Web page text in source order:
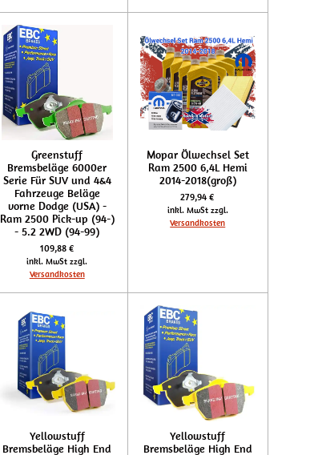
Greenstuff
Bremsbeläge 6000er
Serie Für SUV und 4&4
Fahrzeuge Beläge
vorne Dodge (USA) -
Ram 2500 Pick-up (94-)
- 5.2 2WD (94-99)
109,88 €
inkl. MwSt zzgl.
Versandkosten
Mopar Ölwechsel Set
Ram 2500 6,4L Hemi
2014-2018(groß)
279,94 €
inkl. MwSt zzgl.
Versandkosten
Yellowstuff
Bremsbeläge High End
Yellowstuff
Bremsbeläge High End